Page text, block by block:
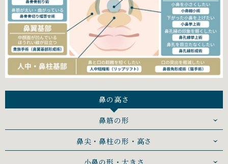
鼻の高さ
鼻筋の形
鼻尖・鼻柱の形・高さ
小鼻の形・ 大きさ